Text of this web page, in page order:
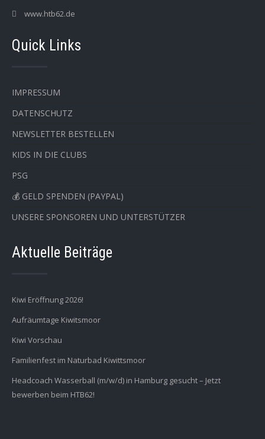
www.htb62.de
Quick Links
IMPRESSUM
DATENSCHUTZ
NEWSLETTER BESTELLEN
KIDS IN DIE CLUBS
PSG
💰 GELD SPENDEN (PAYPAL)
UNSERE SPONSOREN UND UNTERSTÜTZER
Aktuelle Beiträge
Kiwi Eröffnung 2026!
Aufräumtage Kiwitsmoor
Kiwi Vorschau
Familienfest im Naturbad Kiwittsmoor
Headcoach Wasserball (m/w/d) in Hamburg gesucht – Jetzt
bewerben beim HTB62!